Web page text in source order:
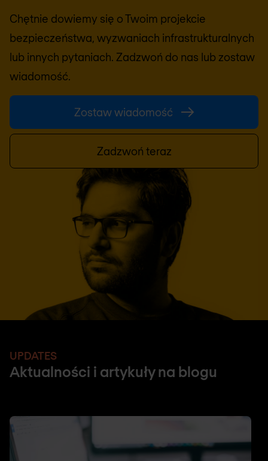
Chętnie dowiemy się o Twoim projekcie
bezpieczeństwa, wyzwaniach infrastrukturalnych
lub innych pytaniach. Zadzwoń do nas lub zostaw
wiadomość.
Zostaw wiadomość
Zadzwoń teraz
UPDATES
Aktualności i artykuły na blogu